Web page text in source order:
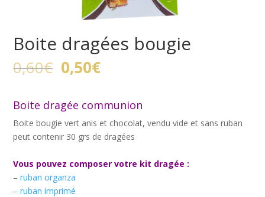
Boite dragées bougie
0,60€ Le
prix
était :
0,60€.
0,50€Le
est :
0,50€.
Boite dragée communion
Boite bougie vert anis et chocolat, vendu vide et sans ruban
peut contenir 30 grs de dragées
Vous pouvez composer votre kit dragée :
–ruban organza
– ruban imprimé